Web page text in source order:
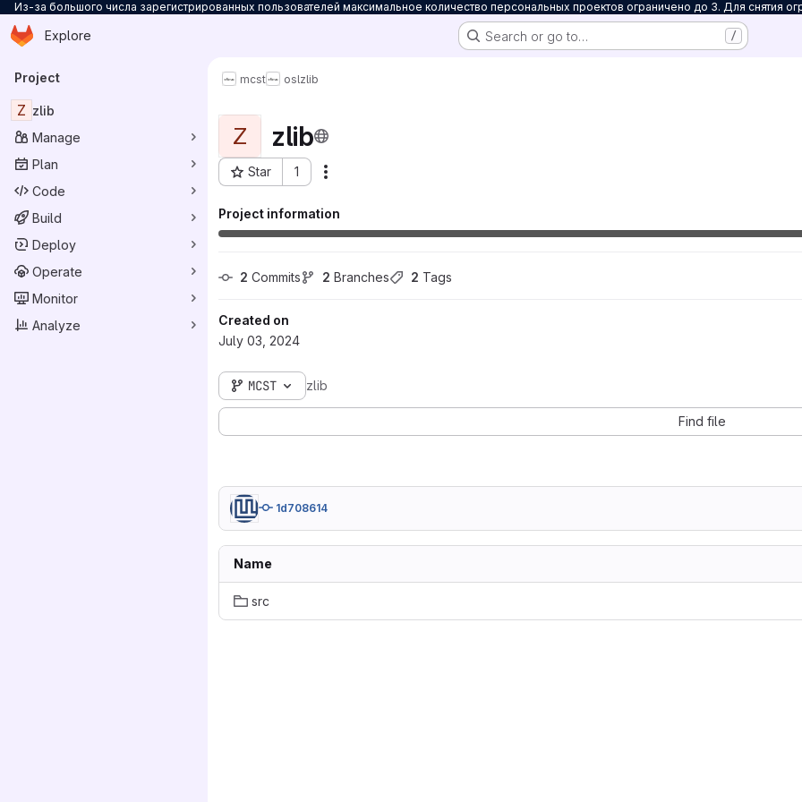
Из-за большого числа зарегистрированных пользователей максимальное количество персональных проектов ограничено до 3. Для снятия
Skip to main content
Homepage
Explore Search or go to… /
Primary navigation
Project
Z zlib
Manage
Plan
Code
Build
Deploy
Operate
Monitor
Analyze
mcst oslzlib
Z zlib
Star 1
Project ID: 20538
Project information
2 Commits 2 Branches 2 Tags
Created on
July 03, 2024
MCST zlib
Find file
1d708614
Name
src